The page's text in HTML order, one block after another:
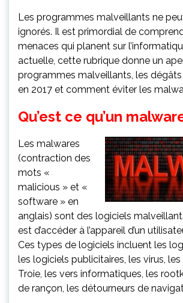
Les programmes malveillants ne
ignorés. Il est primordial de
menaces qui planent sur
actuelle, cette rubrique donne un
programmes malveillants, les
en 2017 et comment éviter les
Qu’est ce qu’un
Les malwares
(contraction des
mots «
malicious » et «
software » en
anglais) sont des logiciels
est d’accéder à l’appareil d’un
Ces types de logiciels incluent les
les logiciels publicitaires, les virus,
Troie, les vers informatiques, les
de rançon, les détourneurs de